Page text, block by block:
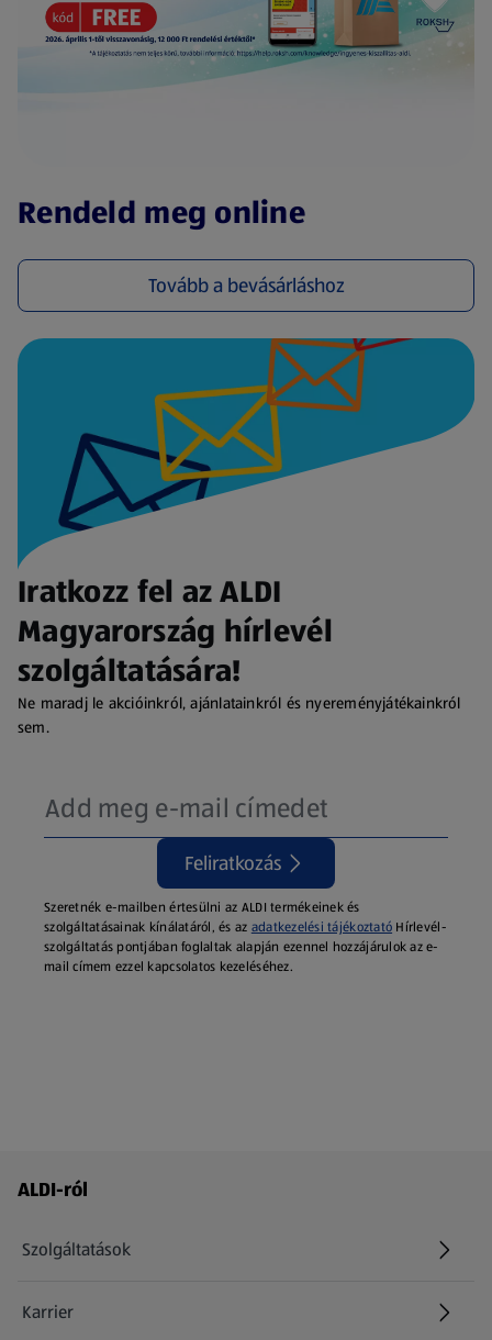
Rendeld meg online
Tovább a bevásárláshoz
(új oldalon nyílik meg)
Iratkozz fel az ALDI
Magyarország hírlevél
szolgáltatására!
Ne maradj le akcióinkról, ajánlatainkról és nyereményjátékainkról
sem.
Feliratkozás
Szeretnék e-mailben értesülni az ALDI termékeinek és
szolgáltatásainak kínálatáról, és az adatkezelési tájékoztató Hírlevél-
szolgáltatás pontjában foglaltak alapján ezennel hozzájárulok az e-
mail címem ezzel kapcsolatos kezeléséhez.
Láblécmenü - további linkek
ALDI-ról
Szolgáltatások
Karrier
(új oldalon nyílik meg)